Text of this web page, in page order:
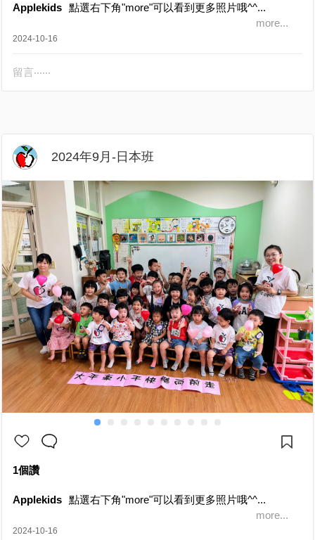
Applekids
點選右下角"more"可以看到更多照片哦^^...
more...
2024-10-16
留言‧‧‧‧‧‧
2024年9月-日本班
1個讚
Applekids
點選右下角"more"可以看到更多照片哦^^...
more...
2024-10-16